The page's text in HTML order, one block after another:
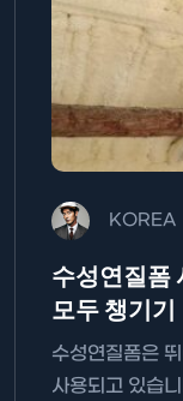
KOREA
수성연질폼
모두 챙기기
수성연질폼은
사용되고 있습